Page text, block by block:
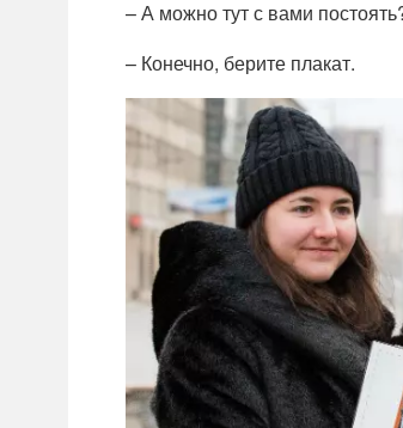
– А можно тут с вами
– Конечно, берите плакат.